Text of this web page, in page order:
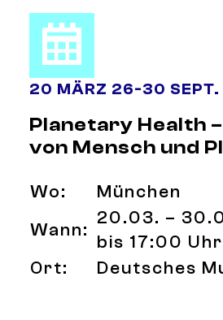
20 MÄRZ 26-30
Planetary Health
von Mensch und
Wo:
München
Wann:
20.03. –
bis 17:00 Uhr
Ort:
Deutsches